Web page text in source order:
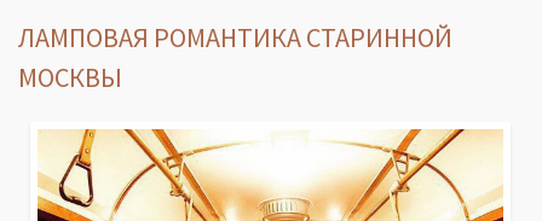
Факты о Москве
Москва
ЛАМПОВАЯ РОМАНТИКА СТАРИННОЙ
МОСКВЫ